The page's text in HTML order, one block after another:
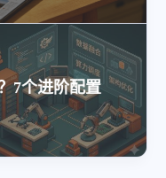
7个进阶配置